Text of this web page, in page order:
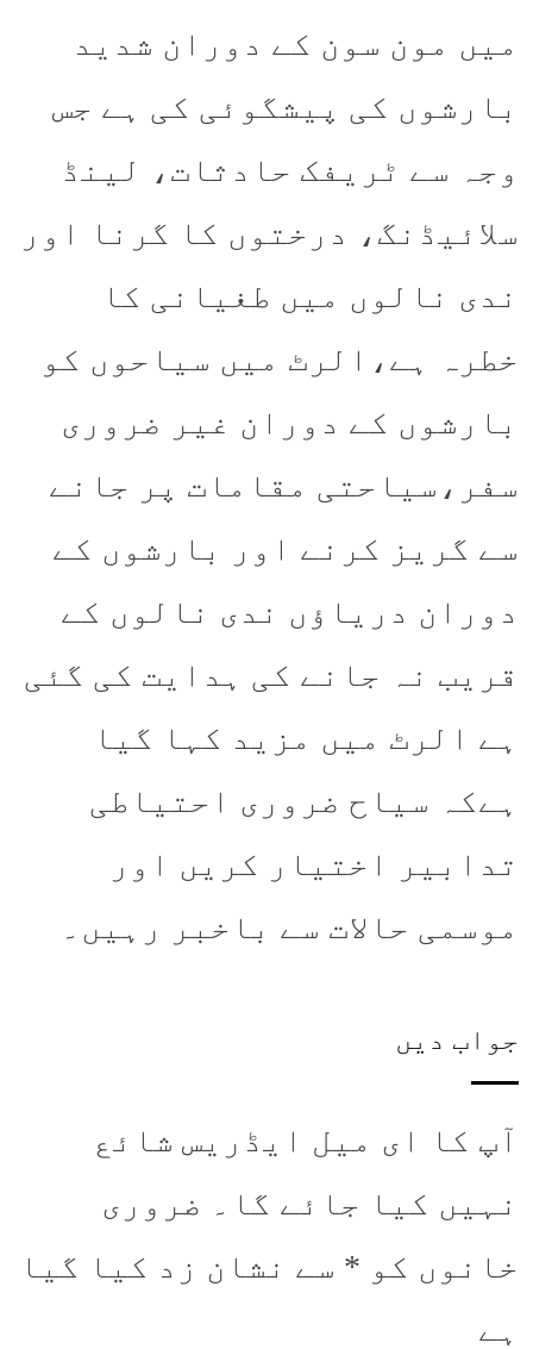
میں مون سون کے دوران شدید
بارشوں کی پیشگوئی کی ہے جس
وجہ سے ٹریفک حادثات، لینڈ
سلائیڈنگ، درختوں کا گرنا اور
ندی نالوں میں طغیانی کا
خطرہ ہے،الرٹ میں سیاحوں کو
بارشوں کے دوران غیر ضروری
سفر،سیاحتی مقامات پر جانے
سے گریز کرنے اور بارشوں کے
دوران دریاؤں ندی نالوں کے
قریب نہ جانے کی ہدایت کی گئی
ہے الرٹ میں مزید کہا گیا
ہےکہ سیاح ضروری احتیاطی
تدابیر اختیار کریں اور
موسمی حالات سے باخبر رہیں۔
جواب دیں
آپ کا ای میل ایڈریس شائع
نہیں کیا جائے گا۔ ضروری
خانوں کو * سے نشان زد کیا گیا
ہے